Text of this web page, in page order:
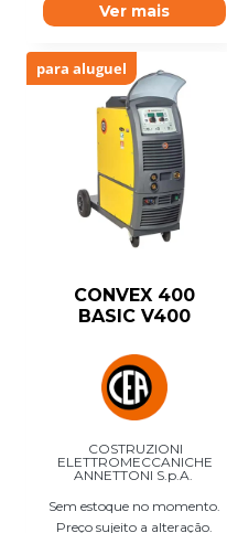
Ver mais
para aluguel
CONVEX 400
BASIC V400
COSTRUZIONI
ELETTROMECCANICHE
ANNETTONI S.p.A.
Sem estoque no momento.
Preço sujeito a alteração.